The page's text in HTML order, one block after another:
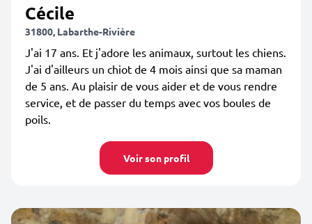
Cécile
31800, Labarthe-Rivière
J'ai 17 ans. Et j'adore les animaux, surtout les chiens.
J'ai d'ailleurs un chiot de 4 mois ainsi que sa maman
de 5 ans. Au plaisir de vous aider et de vous rendre
service, et de passer du temps avec vos boules de
poils.
Voir son profil